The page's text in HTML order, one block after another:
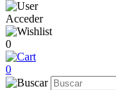
Acceder
0
0